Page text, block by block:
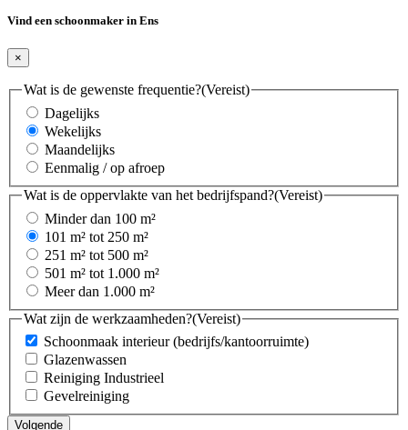
Vind een schoonmaker in Ens
×
Wat is de gewenste frequentie?(Vereist)
Dagelijks
Wekelijks
Maandelijks
Eenmalig / op afroep
Wat is de oppervlakte van het bedrijfspand?(Vereist)
Minder dan 100 m²
101 m² tot 250 m²
251 m² tot 500 m²
501 m² tot 1.000 m²
Meer dan 1.000 m²
Wat zijn de werkzaamheden?(Vereist)
Schoonmaak interieur (bedrijfs/kantoorruimte)
Glazenwassen
Reiniging Industrieel
Gevelreiniging